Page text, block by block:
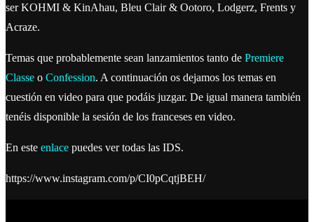
ser KOHMI & KinAhau, Bleu Clair & Ootoro, Lodgerz, Frents y
Acraze.
Temas que probablemente sean lanzamientos tanto de Premiere
Classe o Confession. A continuación os dejamos los temas en
cuestión en video para que podáis juzgar. De igual manera también
tenéis disponible la sesión de los franceses en video.
En este enlace puedes ver todas las IDS.
https://www.instagram.com/p/CI0pCqtjBEH/